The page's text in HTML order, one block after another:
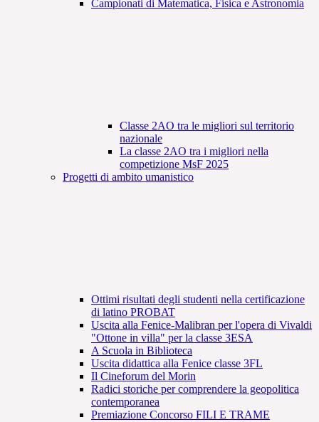
Campionati di Matematica, Fisica e Astronomia
Classe 2AO tra le migliori sul territorio
nazionale
La classe 2AO tra i migliori nella
competizione MsF 2025
Progetti di ambito umanistico
Ottimi risultati degli studenti nella certificazione
di latino PROBAT
Uscita alla Fenice-Malibran per l'opera di Vivaldi
"Ottone in villa" per la classe 3ESA
A Scuola in Biblioteca
Uscita didattica alla Fenice classe 3FL
Il Cineforum del Morin
Radici storiche per comprendere la geopolitica
contemporanea
Premiazione Concorso FILI E TRAME